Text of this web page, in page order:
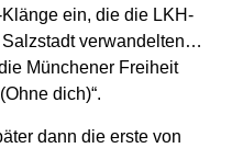
ein, die die LKH-
verwandelten…
Münchener Freiheit
dich)“.
dann die erste von